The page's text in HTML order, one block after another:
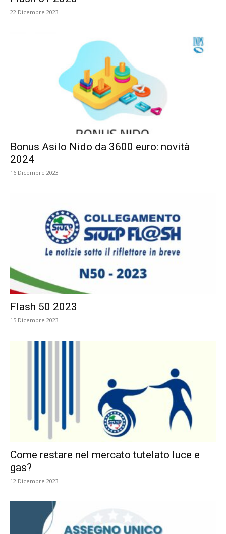
22 Dicembre 2023
Bonus Asilo Nido da 3600 euro: novità
2024
16 Dicembre 2023
Flash 50 2023
15 Dicembre 2023
Come restare nel mercato tutelato luce e
gas?
12 Dicembre 2023